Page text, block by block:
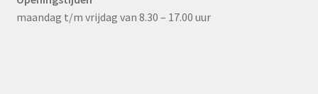
maandag t/m vrijdag van 8.30 – 17.00 uur